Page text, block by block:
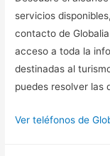
servicios
contacto de
acceso a toda la
destinadas al
puedes resolver las
Ver teléfonos de